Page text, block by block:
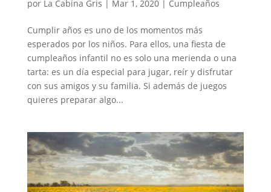
por La Cabina Gris | Mar 1, 2020| Cumpleaños
Cumplir años es uno de los momentos más
esperados por los niños. Para ellos, una fiesta de
cumpleaños infantil no es solo una merienda o una
tarta: es un día especial para jugar, reír y disfrutar
con sus amigos y su familia. Si además de juegos
quieres preparar algo...